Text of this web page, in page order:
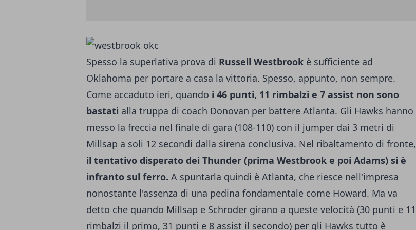
Spesso la superlativa prova di Russell Westbrook è sufficiente ad
Oklahoma per portare a casa la vittoria. Spesso, appunto, non sempre.
Come accaduto ieri, quando i 46 punti, 11 rimbalzi e 7 assist non sono
bastati alla truppa di coach Donovan per battere Atlanta. Gli Hawks hanno
messo la freccia nel finale di gara (108-110) con il jumper dai 3 metri di
Millsap a soli 12 secondi dalla sirena conclusiva. Nel ribaltamento di fronte,
il tentativo disperato dei Thunder (prima Westbrook e poi Adams) si è
infranto sul ferro. A spuntarla quindi è Atlanta, che riesce nell'impresa
nonostante l'assenza di una pedina fondamentale come Howard. Ma va
detto che quando Millsap e Schroder girano a queste velocità (30 punti e 11
rimbalzi il primo, 31 punti e 8 assist il secondo) per gli Hawks tutto è